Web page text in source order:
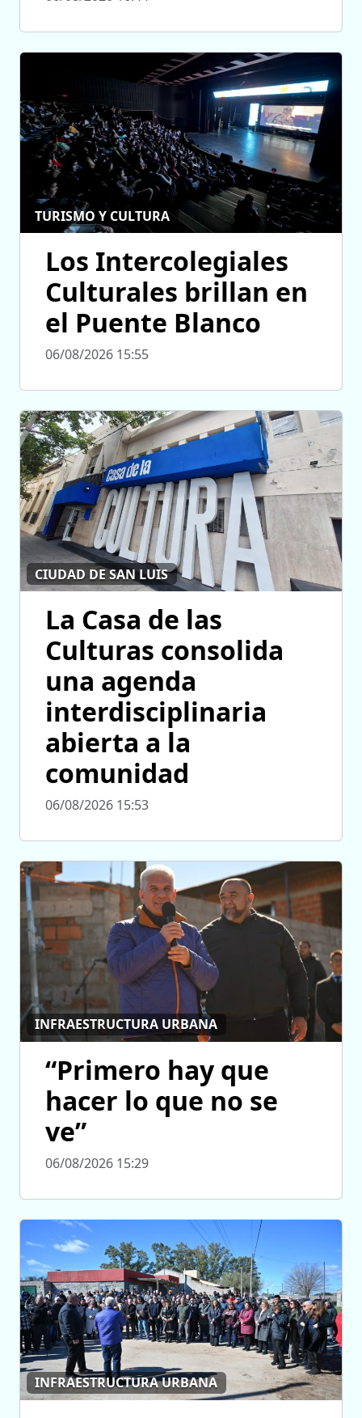
TURISMO Y CULTURA
Los Intercolegiales
Culturales brillan en
el Puente Blanco
06/08/2026 15:55
CIUDAD DE SAN LUIS
La Casa de las
Culturas consolida
una agenda
interdisciplinaria
abierta a la
comunidad
06/08/2026 15:53
INFRAESTRUCTURA URBANA
“Primero hay que
hacer lo que no se
ve”
06/08/2026 15:29
INFRAESTRUCTURA URBANA